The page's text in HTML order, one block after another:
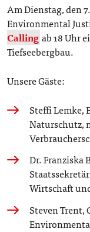
Am Dienstag, den
Environmental
Callingab 18 Uhr
Tiefseebergbau.
Unsere Gäste:
Steffi Lemke,
Naturschutz,
Dr. Franziska
Wirtschaft
Steven Trent,